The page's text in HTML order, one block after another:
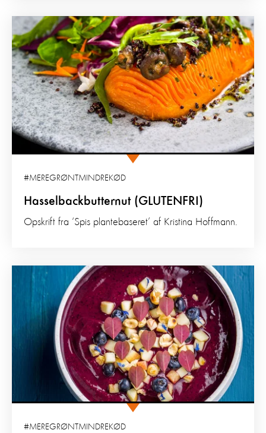
Hasselbackbutternut (GLUTENFRI)
#MEREGRØNTMINDREKØD
Opskrift fra ‘Spis plantebaseret’ af Kristina Hoffmann.
#MEREGRØNTMINDREKØD